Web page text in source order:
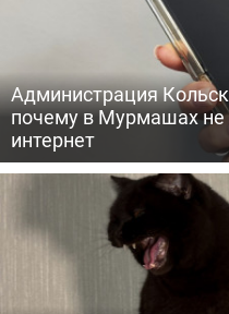
Администрация
почему в Мурмашах
интернет